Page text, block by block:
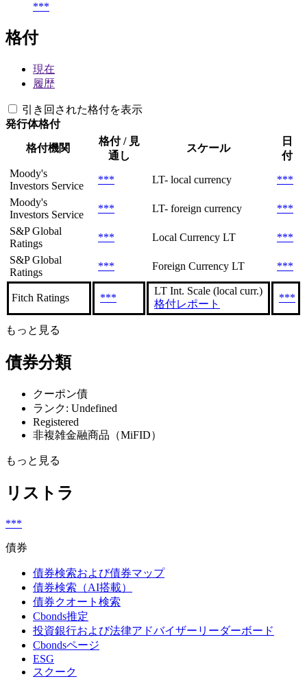
***
格付
現在
履歴
引き回された格付を表示
発行体格付
格付機関
格付 / 見
通し
スケール
日
付
Moody's
Investors Service
*** LT- local currency
***
Moody's
Investors Service
*** LT- foreign currency
***
S&P Global
Ratings
*** Local Currency LT
***
S&P Global
Ratings
*** Foreign Currency LT ***
Fitch Ratings ***
LT Int. Scale (local curr.)
格付レポート
***
もっと見る
債券分類
クーポン債
ランク: Undefined
Registered
非複雑金融商品（MiFID）
もっと見る
リストラ
***
債券
債券検索および債券マップ
債券検索（AI搭載）
債券クオート検索
Cbonds推定
投資銀行および法律アドバイザーリーダーボード
Cbondsページ
ESG
スクーク